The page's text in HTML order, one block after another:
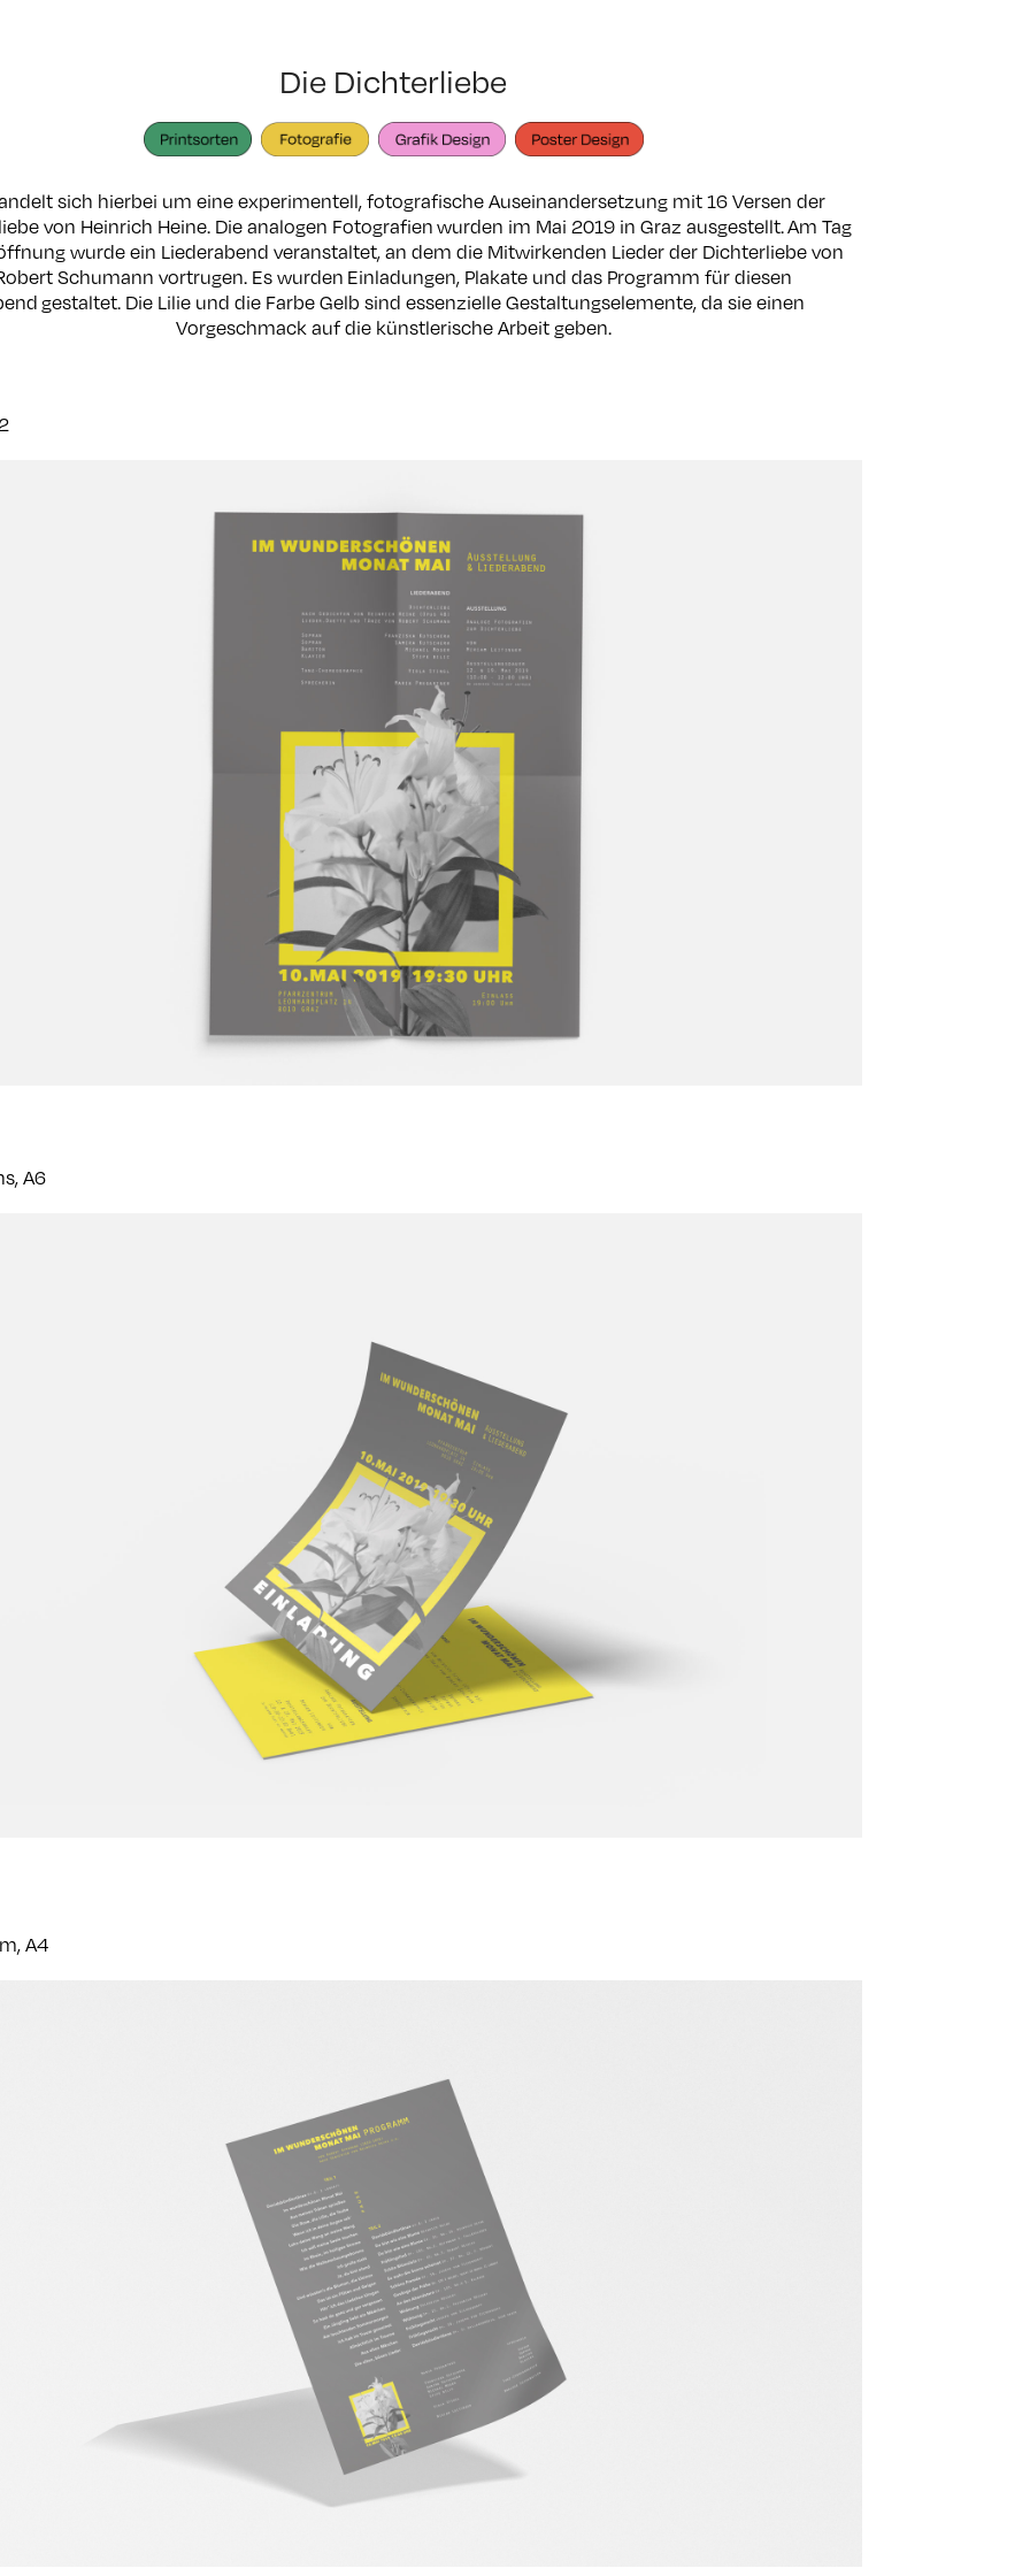
Die Dichterliebe
sich hierbei um eine experimentell, fotografische Auseinandersetzung mit 16 Versen der
von Heinrich Heine. Die analogen Fotografien wurden im Mai 2019 in Graz ausgestellt. Am Tag
wurde ein Liederabend veranstaltet, an dem die Mitwirkenden Lieder der Dichterliebe von
Schumann vortrugen. Es wurden Einladungen, Plakate und das Programm für diesen
gestaltet. Die Lilie und die Farbe Gelb sind essenzielle Gestaltungselemente, da sie einen
Vorgeschmack auf die künstlerische Arbeit geben.
A6
A4